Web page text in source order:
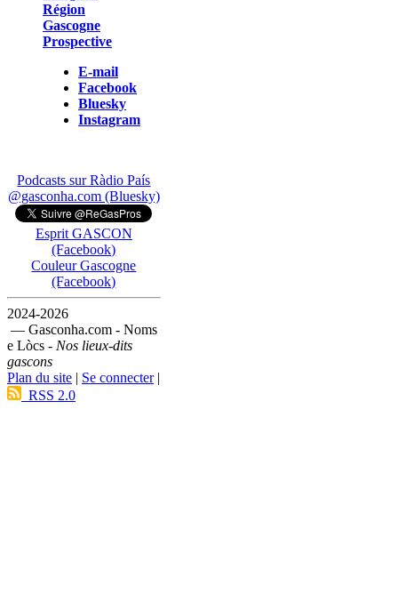
Région
Gascogne
Prospective
E-mail
Facebook
Bluesky
Instagram
Podcasts sur Ràdio País
@gasconha.com (Bluesky)
Esprit GASCON
(Facebook)
Couleur Gascogne
(Facebook)
2024-2026
— Gasconha.com - Noms
e Lòcs - Nos lieux-dits
gascons
Plan du site | Se connecter|
RSS 2.0